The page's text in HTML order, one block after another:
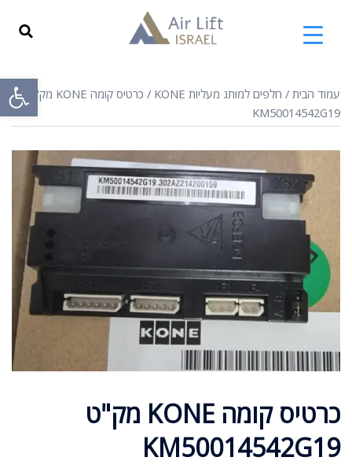
עמוד הבית / חלפים למותג מעליות KONE
/ כרטיס קומה KONE מק"ט
KM50014542G19
כרטיס קומה KONE מק"ט
KM50014542G19